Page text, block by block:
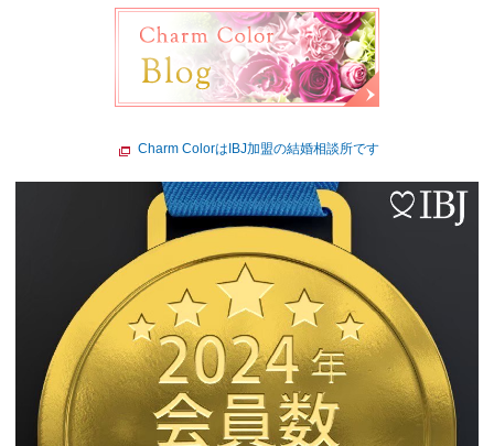
Charm ColorはIBJ加盟の結婚相談所です